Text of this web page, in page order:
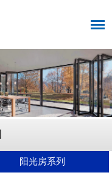
阳光房系列